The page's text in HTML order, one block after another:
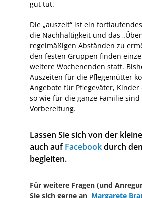
gut tut.
Die „auszeit“ ist ein
die Nachhaltigkeit und das
regelmäßigen Abständen zu
den festen Gruppen finden
weitere Wochenenden statt.
Auszeiten für die Pflegemütter
Angebote für Pflegeväter, Kinder
so wie für die ganze Familie
Vorbereitung.
Lassen Sie sich von der
auch aufFacebookdurch
begleiten.
Für weitere Fragen (und
Sie sich gerne an Margarete